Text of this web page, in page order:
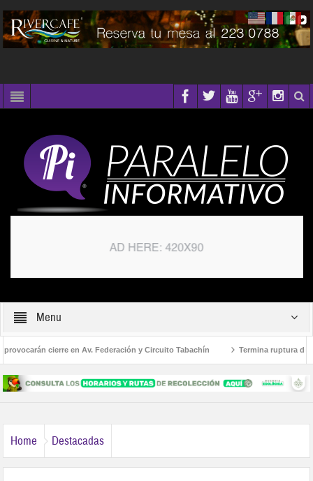
Menu
cierre en Av. Federación y Circuito Tabachín Termina ruptura
robo a Karely Ruiz
Home Destacadas